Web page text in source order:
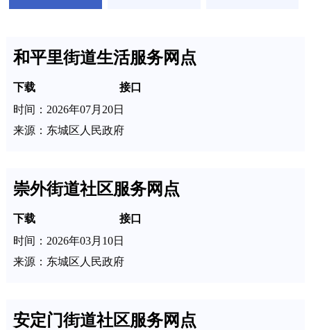
和平里街道生活服务网点
下载
接口
时间：2026年07月20日
来源：东城区人民政府
崇外街道社区服务网点
下载
接口
时间：2026年03月10日
来源：东城区人民政府
安定门街道社区服务网点